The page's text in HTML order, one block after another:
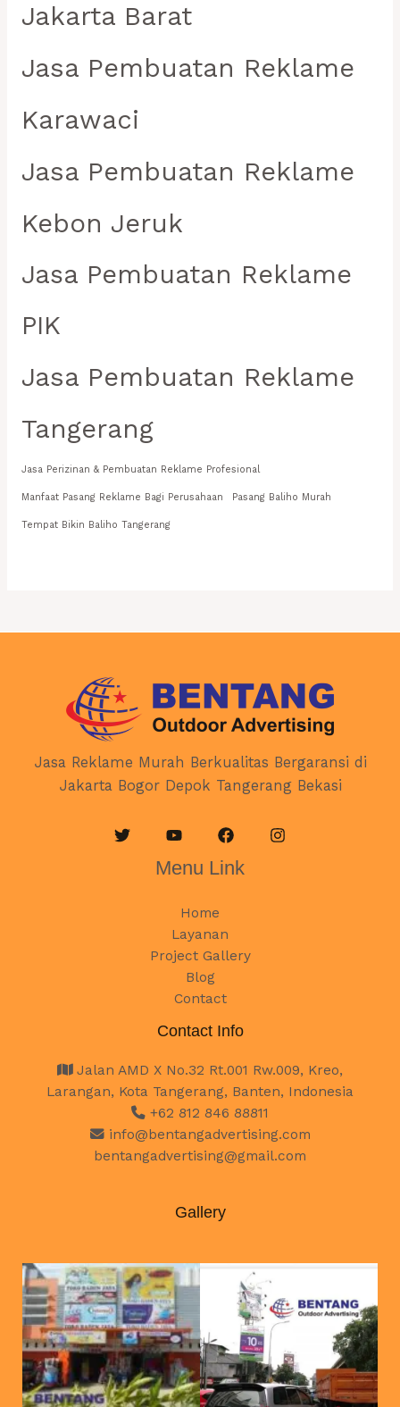
Jakarta Barat
Jasa Pembuatan Reklame
Karawaci
Jasa Pembuatan Reklame
Kebon Jeruk
Jasa Pembuatan Reklame
PIK
Jasa Pembuatan Reklame
Tangerang
Jasa Perizinan & Pembuatan Reklame Profesional
Manfaat Pasang Reklame Bagi Perusahaan Pasang Baliho Murah
Tempat Bikin Baliho Tangerang
Jasa Reklame Murah Berkualitas Bergaransi di
Jakarta Bogor Depok Tangerang Bekasi
Menu Link
Home
Layanan
Project Gallery
Blog
Contact
Contact Info
Jalan AMD X No.32 Rt.001 Rw.009, Kreo,
Larangan, Kota Tangerang, Banten, Indonesia
+62 812 846 88811
info@bentangadvertising.com
bentangadvertising@gmail.com
Gallery